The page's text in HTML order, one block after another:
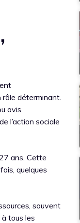
rôle déterminant.
avis
l’action sociale
ans. Cette
quelques
souvent
tous les